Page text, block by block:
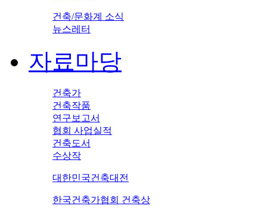
건축/문화계 소식
뉴스레터
자료마당
건축가
건축작품
연구보고서
협회 사업실적
건축도서
수상작
대한민국건축대전
한국건축가협회 건축상